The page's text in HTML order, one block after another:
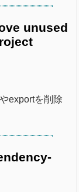
unused
exportを削除